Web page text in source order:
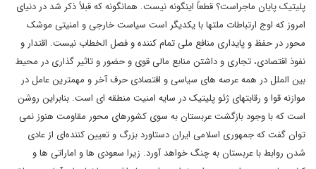
پلیتیک پایان ماجراست؟ قطعاً اینگونه نیست. همانگونه که قبلاً ذکر شد در دنیای
امروز که اوج ارتباطات ملتها با یکدیگر است سیاست خارجی و امنیتی موشک
محور در حفظ و پایداری منافع ملی تمام کننده و فصل الخطاب نیست. اقتدار و
نفوذ اقتصادی، تجاری و داشتن منابع مالی قوی و حضور و تاثیر گذاری در محیط
بین الملل در همه عرصه های سیاسی و اقتصادی حرف آخر و مهمترین عامل در
موازنه قوا و رقابتهای ژئو پلیتیک در سایه امنیت منطقه ای است. بنابراین روشن
است که با وجود بازگشت عربستان به سوی کشورهای محور مقاومت هنوز نمی
توان گفت که جمهوری اسلامی ایران دستاورد بزرگ و تعیین کننده‌ای از عادی
شدن روابط با عربستان به چنگ خواهد آورد. زیرا سعودی ها و اماراتی ها و